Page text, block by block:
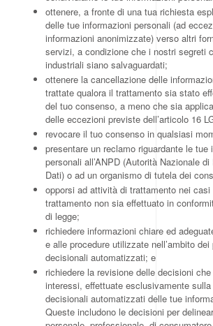
ottenere, a fronte di una tua richiesta
delle tue informazioni personali (ad
informazioni anonimizzate) verso altri
servizi, a condizione che i nostri segreti
industriali siano salvaguardati;
ottenere la cancellazione delle
trattate qualora il trattamento sia stato
del tuo consenso, a meno che sia
delle eccezioni previste dell’articolo 16
revocare il tuo consenso in qualsiasi
presentare un reclamo riguardante le tue
personali all’ANPD (Autorità Nazionale
Dati) o ad un organismo di tutela dei
opporsi ad attività di trattamento nei
trattamento non sia effettuato in
di legge;
richiedere informazioni chiare ed
e alle procedure utilizzate nell’ambito dei
decisionali automatizzati; e
richiedere la revisione delle decisioni
interessi, effettuate esclusivamente
decisionali automatizzati delle tue
Queste includono le decisioni per